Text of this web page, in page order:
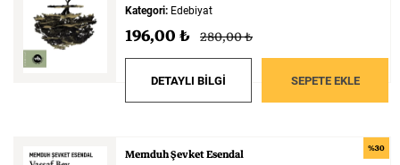
Kategori: Edebiyat
196,00 ₺ 280,00 ₺
DETAYLI BİLGİ SEPETE EKLE
%30
Memduh Şevket Esendal